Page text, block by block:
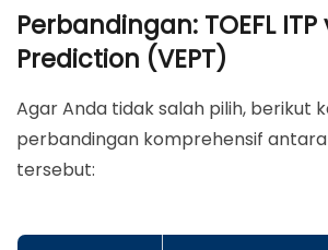
Perbandingan: TOEFL ITP
Prediction (VEPT)
Agar Anda tidak salah pilih, berikut
perbandingan komprehensif antara
tersebut: